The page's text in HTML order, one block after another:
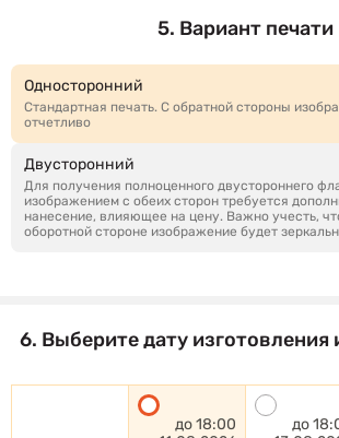
5. Вариант печати
Односторонний
Стандартная печать. С обратной стороны
отчетливо
Двусторонний
Для получения полноценного двустороннего
изображением с обеих сторон требуется
нанесение, влияющее на цену. Важно учесть,
оборотной стороне изображение будет
6. Выберите дату изготовления
до 18:00
до